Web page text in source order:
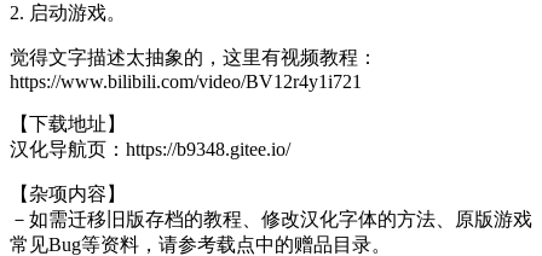
2. 启动游戏。
觉得文字描述太抽象的，这里有视频教程：
https://www.bilibili.com/video/BV12r4y1i721
【下载地址】
汉化导航页：https://b9348.gitee.io/
【杂项内容】
－如需迁移旧版存档的教程、修改汉化字体的方法、原版游戏
常见Bug等资料，请参考载点中的赠品目录。